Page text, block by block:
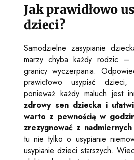
Jak prawidłowo
dzieci?
Samodzielne zasypianie
marzy chyba każdy rodzic –
granicy wyczerpania.
prawidłowo usypiać
ponieważ każdy maluch jest
zdrowy sen dziecka i
warto z pewnością w
zrezygnować z
tu nie tylko o usypianie
usypianie dzieci starszych.